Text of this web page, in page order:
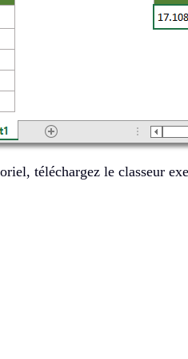
téléchargez le classeur